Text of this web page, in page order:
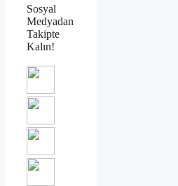
Sosyal
Medyadan
Takipte
Kalın!